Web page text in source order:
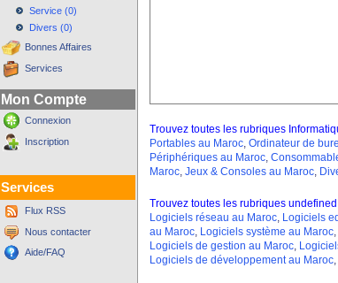
Service (0)
Divers (0)
Bonnes Affaires
Services
Mon Compte
Connexion
Inscription
Services
Flux RSS
Nous contacter
Aide/FAQ
Trouvez toutes les rubriques
Portables au Maroc, Ordinateur de
Périphériques au Maroc,
Maroc, Jeux & Consoles au Maroc,
Trouvez toutes les rubriques undefined
Logiciels réseau au Maroc, Logiciels
au Maroc, Logiciels système au Maroc,
Logiciels de gestion au Maroc,
Logiciels de développement au Maroc,